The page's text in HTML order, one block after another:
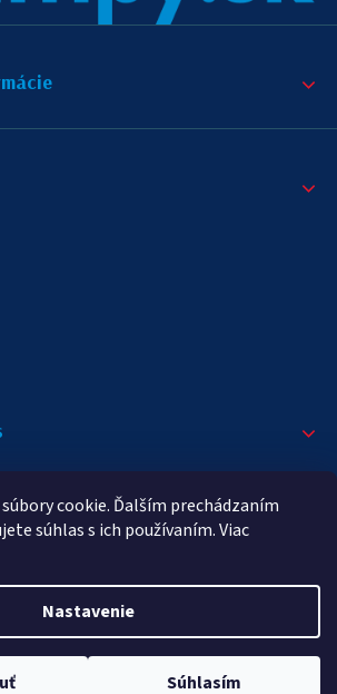
cookie. Ďalším prechádzaním
súhlas s ich používaním. Viac
Nastavenie
Súhlasím
elampy.sk. Všetky práva vyhradené.